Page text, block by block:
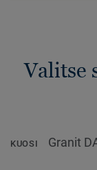
Valitse
KUOSI Granit